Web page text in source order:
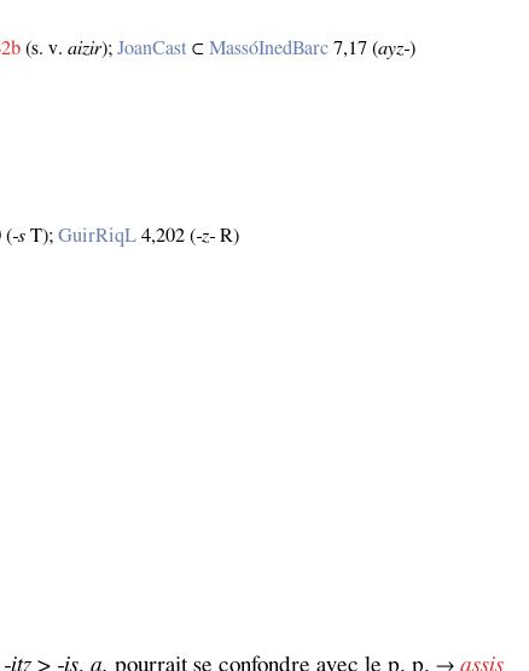
(s. v.aizir);JoanCast ⊂MassóInedBarc 7,17 (ayz‑)
(‑s T);GuirRiqL 4,202 (‑z‑ R)
‑itz> ‑is, a. pourrait se confondre avec le p. p. → assis